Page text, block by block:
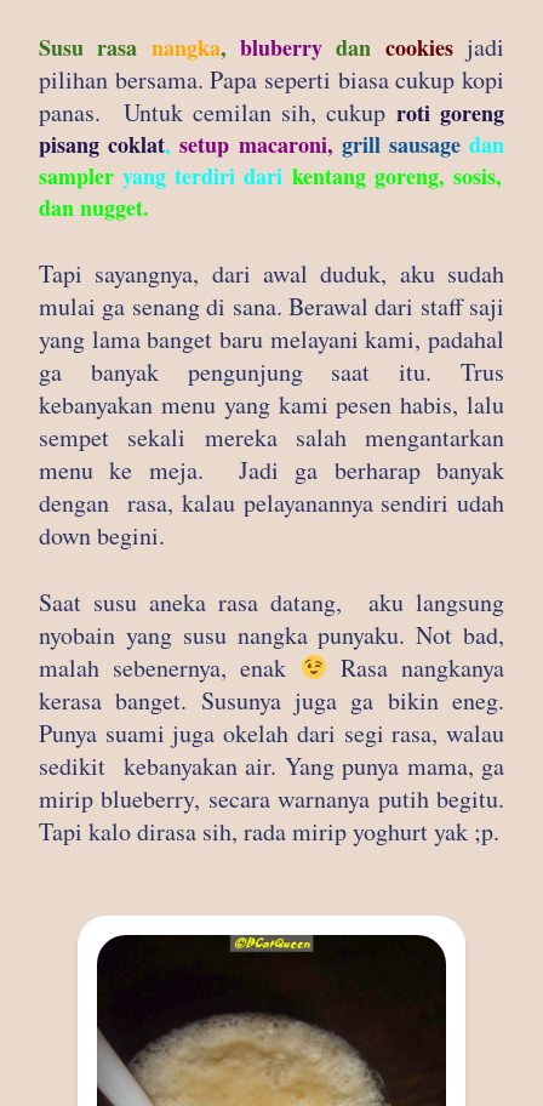
Susu rasa nangka,bluberry dan cookiesjadi
pilihan bersama. Papa seperti biasa cukup kopi
panas.
Untuk cemilan sih, cukup roti goreng
pisang coklat,setup macaroni, grill sausagedan
sampler yang terdiri dari kentang goreng, sosis,
dan nugget.
Tapi sayangnya, dari awal duduk, aku sudah
mulai ga senang di sana. Berawal dari staff saji
yang lama banget baru melayani kami, padahal
ga banyak pengunjung saat itu. Trus
kebanyakan menu yang kami pesen habis, lalu
sempet sekali mereka salah mengantarkan
menu ke meja.
Jadi ga berharap banyak
dengan rasa, kalau pelayanannya sendiri udah
down begini.
Saat susu aneka rasa datang, aku langsung
nyobain yang susu nangka punyaku. Not bad,
malah sebenernya, enak
Rasa nangkanya
kerasa banget. Susunya juga ga bikin eneg.
Punya suami juga okelah dari segi rasa, walau
sedikit kebanyakan air. Yang punya mama, ga
mirip blueberry, secara warnanya putih begitu.
Tapi kalo dirasa sih, rada mirip yoghurt yak ;p.